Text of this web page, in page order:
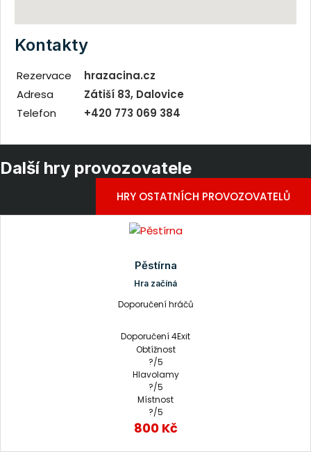
Kontakty
Rezervace
hrazacina.cz
Adresa
Zátiší 83, Dalovice
Telefon
+420 773 069 384
Další hry provozovatele
HRY OSTATNÍCH PROVOZOVATELŮ
Pěstírna
Hra začíná
Doporučení hráčů
Doporučení 4Exit
Obtížnost
?/5
Hlavolamy
?/5
Místnost
?/5
800 Kč